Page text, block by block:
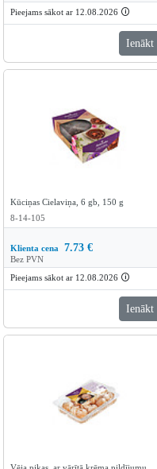
Pieejams sākot ar 12.08.2026 🛈
Ienākt
Kūciņas Cielaviņa, 6 gb, 150 g
8-14-105
Klienta cena 7.73 €
Bez PVN
Pieejams sākot ar 12.08.2026 🛈
Ienākt